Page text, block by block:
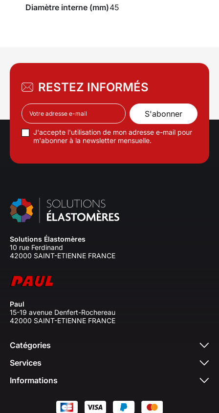
Diamètre interne (mm)45
RESTEZ INFORMÉS
J'accepte l'utilisation de mon adresse e-mail pour
m'abonner à la newsletter mensuelle.
Solutions Élastomères
10 rue Ferdinand
42000 SAINT-ETIENNE FRANCE
Paul
15-19 avenue Denfert-Rochereau
42000 SAINT-ETIENNE FRANCE
Catégories
Services
Informations